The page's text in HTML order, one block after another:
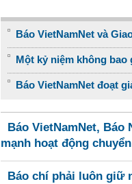
Báo VietNamNet và
Một kỷ niệm không
Báo VietNamNet đoạt
Báo VietNamNet,
mạnh hoạt động
Báo chí phải luôn giữ